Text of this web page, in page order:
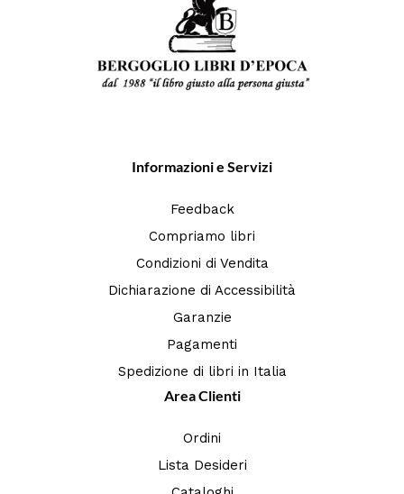
Informazioni e Servizi
Feedback
Compriamo libri
Condizioni di Vendita
Dichiarazione di Accessibilità
Garanzie
Pagamenti
Spedizione di libri in Italia
Area Clienti
Ordini
Lista Desideri